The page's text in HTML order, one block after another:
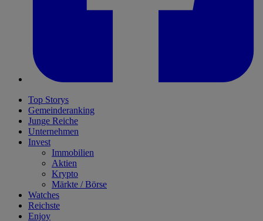
Top Storys
Gemeinderanking
Junge Reiche
Unternehmen
Invest
Immobilien
Aktien
Krypto
Märkte / Börse
Watches
Reichste
Enjoy